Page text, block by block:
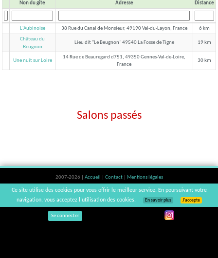
Non du gîte Adresse Distance
L'Aubinoise 38 Rue du Canal de Monsieur, 49190 Val-du-Layon, France
6 km
Château du
Beugnon
Lieu dit "Le Beugnon" 49540 La Fosse de Tigne 19 km
Une nuit sur Loire
14 Rue de Beauregard d751, 49350 Gennes-Val-de-Loire,
France
30 km
Salons passés
2007-2026 | Accueil Contact
Mentions légales
L'abus d'alcool est dangereux pour la santé, à consommer avec modération. |
vinsnaturels | v3.12
Se connecter
Ce site utilise des cookies pour vous offrir le meilleur service. En poursuivant votre
navigation, vous acceptez l’utilisation des cookies.
En savoir plus J’accepte